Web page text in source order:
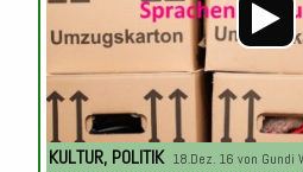
KULTUR, POLITIK 18.Dez. 16 von Gundi